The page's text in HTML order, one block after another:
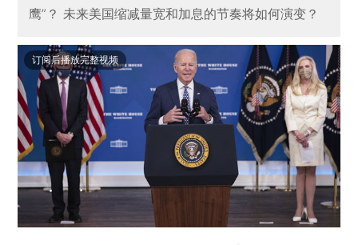
鹰”？ 未来美国缩减量宽和加息的节奏将如何演变？
订阅后播放完整视频